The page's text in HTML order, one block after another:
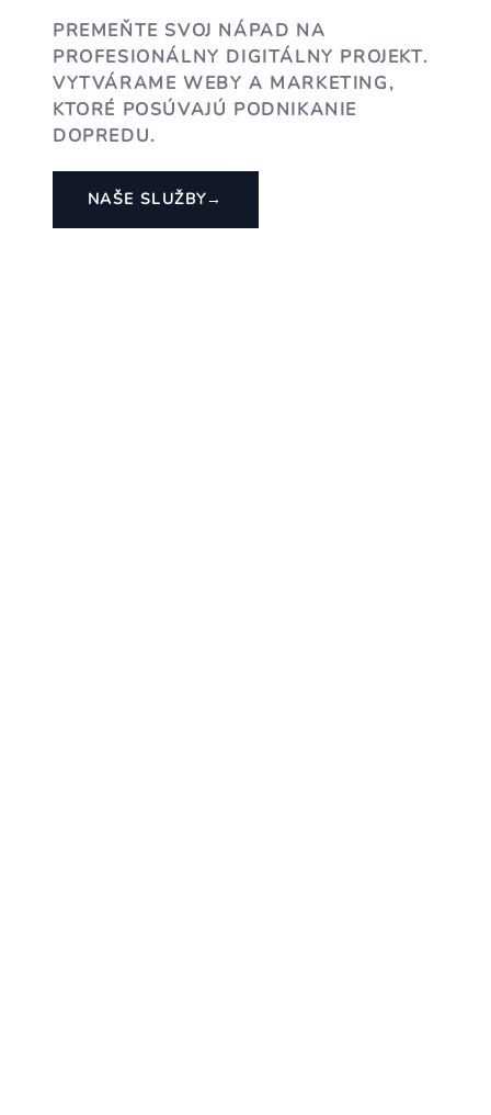
PREMEŇTE SVOJ NÁPAD NA
PROFESIONÁLNY DIGITÁLNY PROJEKT.
VYTVÁRAME WEBY A MARKETING,
KTORÉ POSÚVAJÚ PODNIKANIE
DOPREDU.
NAŠE SLUŽBY→